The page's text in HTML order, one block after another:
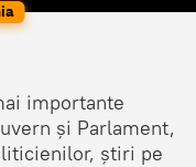
importante
și Parlament,
știri pe